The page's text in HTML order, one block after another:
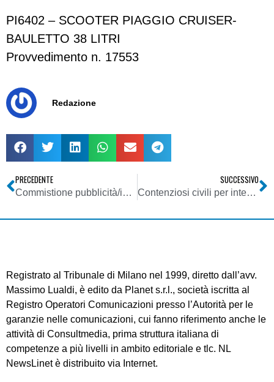
PI6402 – SCOOTER PIAGGIO CRUISER-
BAULETTO 38 LITRI
Provvedimento n. 17553
Redazione
PRECEDENTE
Commistione pubblicità/informazione
SUCCESSIVO
Contenziosi civili per interferenze – competenza A.G.O. – orientamento giurisprudenziale
Registrato al Tribunale di Milano nel 1999, diretto dall’avv.
Massimo Lualdi, è edito da Planet s.r.l., società iscritta al
Registro Operatori Comunicazioni presso l’Autorità per le
garanzie nelle comunicazioni, cui fanno riferimento anche le
attività di Consultmedia, prima struttura italiana di
competenze a più livelli in ambito editoriale e tlc. NL
NewsLinet è distribuito via Internet.